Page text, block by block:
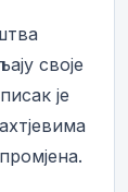
своје
је